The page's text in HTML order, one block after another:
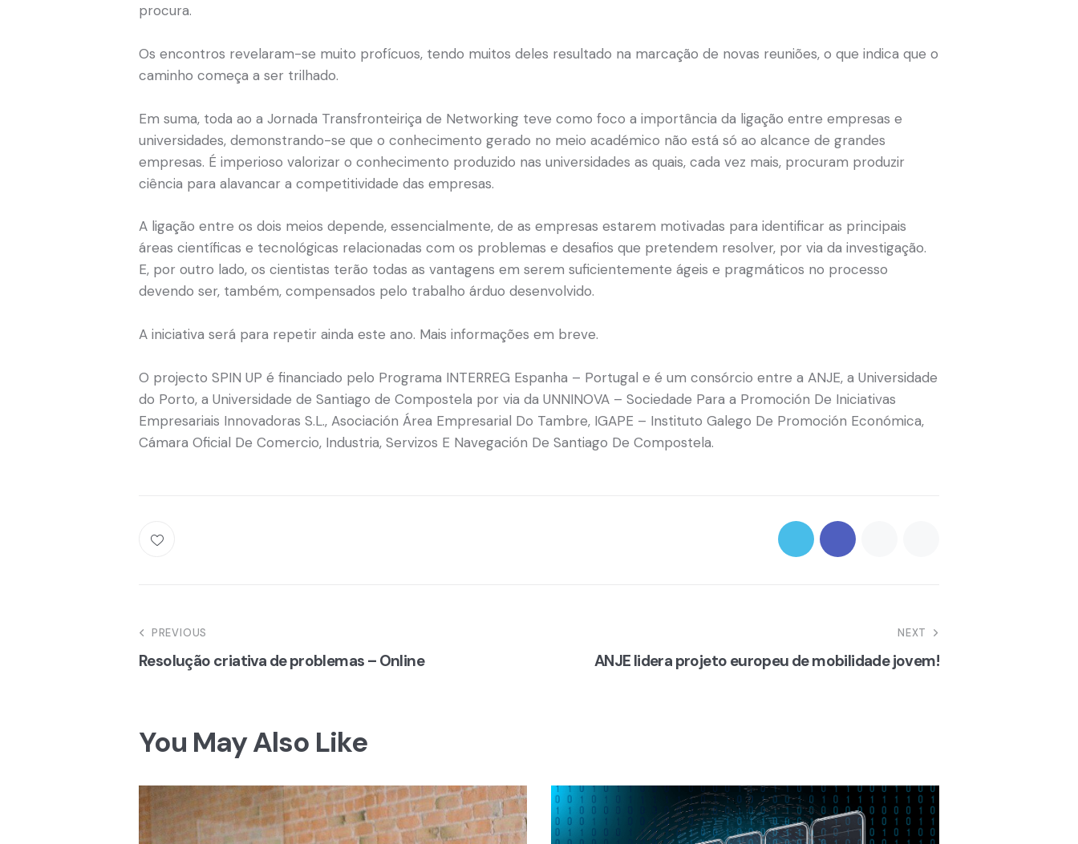
procura.
Os encontros revelaram-se muito profícuos, tendo muitos deles resultado na marcação de novas reuniões, o que indica que o
caminho começa a ser trilhado.
Em suma, toda ao a Jornada Transfronteiriça de Networking teve como foco a importância da ligação entre empresas e
universidades, demonstrando-se que o conhecimento gerado no meio académico não está só ao alcance de grandes
empresas. É imperioso valorizar o conhecimento produzido nas universidades as quais, cada vez mais, procuram produzir
ciência para alavancar a competitividade das empresas.
A ligação entre os dois meios depende, essencialmente, de as empresas estarem motivadas para identificar as principais
áreas científicas e tecnológicas relacionadas com os problemas e desafios que pretendem resolver, por via da investigação.
E, por outro lado, os cientistas terão todas as vantagens em serem suficientemente ágeis e pragmáticos no processo
devendo ser, também, compensados pelo trabalho árduo desenvolvido.
A iniciativa será para repetir ainda este ano. Mais informações em breve.
O projecto SPIN UP é financiado pelo Programa INTERREG Espanha – Portugal e é um consórcio entre a ANJE, a Universidade
do Porto, a Universidade de Santiago de Compostela por via da UNNINOVA – Sociedade Para a Promoción De Iniciativas
Empresariais Innovadoras S.L., Asociación Área Empresarial Do Tambre, IGAPE – Instituto Galego De Promoción Económica,
Cámara Oficial De Comercio, Industria, Servizos E Navegación De Santiago De Compostela.
Navegação
de
artigos
PREVIOUS
Resolução criativa de problemas – Online
NEXT
ANJE lidera projeto europeu de mobilidade jovem!
You May Also Like